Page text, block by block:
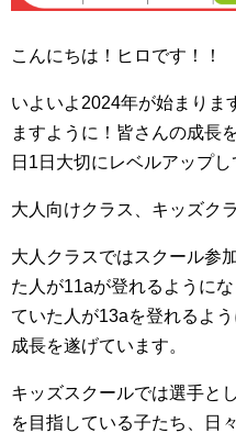
こんにちは！ヒロです！！
いよいよ2024年が始まりま
ますように！皆さんの成長
日1日大切にレベルアップ
大人向けクラス、キッズク
大人クラスではスクール参
た人が11aが登れるように
ていた人が13aを登れるよ
成長を遂げています。
キッズスクールでは選手と
を目指している子たち、日